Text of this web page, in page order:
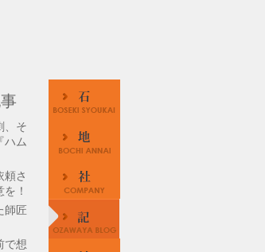
、そ
ハム
頼さ
！
師匠
で想